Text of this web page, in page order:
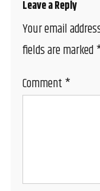
Leave a Reply
Your email
fields are marked
Comment*